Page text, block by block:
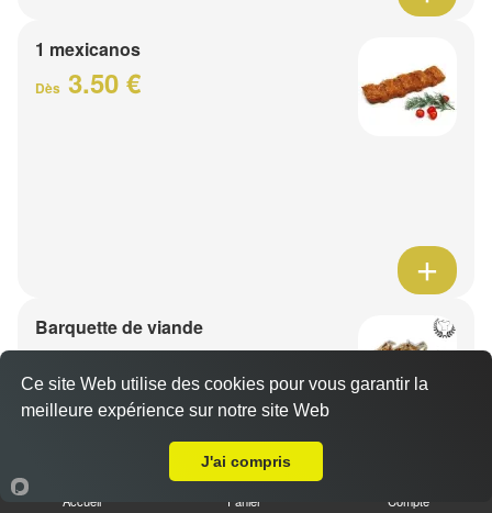
1 mexicanos
Dès 3.50 €
Barquette de viande
7.50 €
1 viande au choix
Accueil Panier Compte
Ce site Web utilise des cookies pour vous garantir la
meilleure expérience sur notre site Web
J'ai compris